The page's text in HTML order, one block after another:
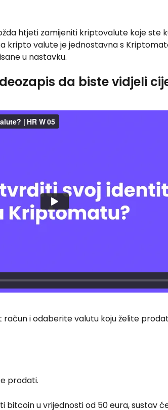
htjeti zamijeniti kriptovalute koje ste
kripto valute je jednostavna s
u nastavku.
da biste vidjeli
račun i odaberite valutu koju želite
prodati.
bitcoin u vrijednosti od 50 eura, sustav